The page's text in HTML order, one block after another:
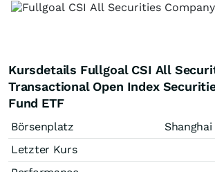
Kursdetails Fullgoal CSI All
Transactional Open Index
Fund ETF
Börsenplatz
Letzter Kurs